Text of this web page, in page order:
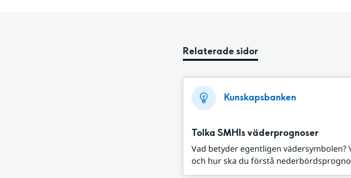
Relaterade sidor
Kunskapsbanken
Tolka SMHIs väderprognoser
Vad betyder egentligen vädersymbolen?
och hur ska du förstå